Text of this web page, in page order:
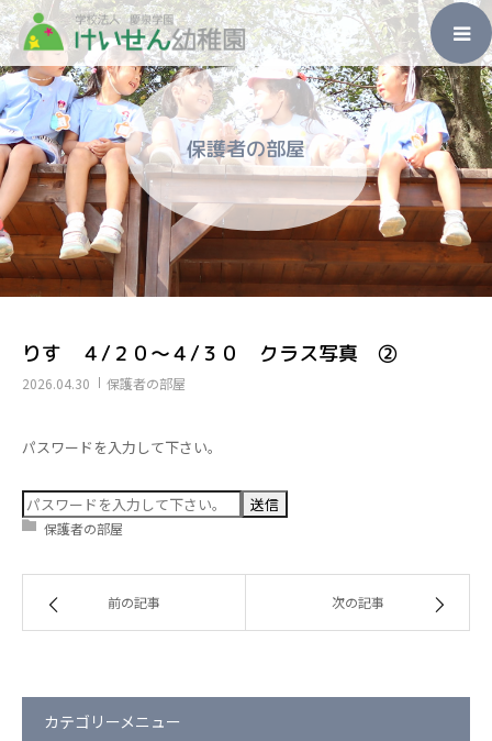
保護者の部屋
りす ４/２０～４/３０ クラス写真 ➁
2026.04.30 保護者の部屋
パスワードを入力して下さい。
保護者の部屋
前の記事 次の記事
カテゴリーメニュー
ホーム
園のこと
入園のご案内
未就園児教室
子育て支援
保護者の部屋
お知らせ